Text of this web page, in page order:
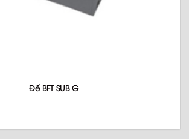
Đế BFT SUB G